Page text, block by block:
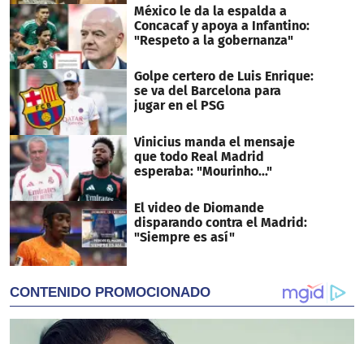
México le da la espalda a
Concacaf y apoya a Infantino:
"Respeto a la gobernanza"
Golpe certero de Luis Enrique:
se va del Barcelona para
jugar en el PSG
Vinicius manda el mensaje
que todo Real Madrid
esperaba: "Mourinho..."
El video de Diomande
disparando contra el Madrid:
"Siempre es así"